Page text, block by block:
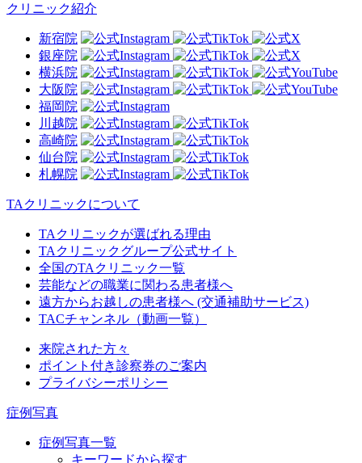
クリニック紹介
新宿院
銀座院
横浜院
大阪院
福岡院
川越院
高崎院
仙台院
札幌院
TAクリニックについて
TAクリニックが選ばれる理由
TAクリニックグループ公式サイト
全国のTAクリニック一覧
芸能などの職業に関わる患者様へ
遠方からお越しの患者様へ (交通補助サービス)
TACチャンネル（動画一覧）
来院された方々
ポイント付き診察券のご案内
プライバシーポリシー
症例写真
症例写真一覧
キーワードから探す